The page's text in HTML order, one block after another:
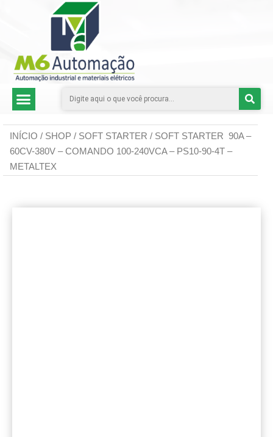
INÍCIO / SHOP / SOFT STARTER / SOFT STARTER 90A –
60CV-380V – COMANDO 100-240VCA – PS10-90-4T –
METALTEX